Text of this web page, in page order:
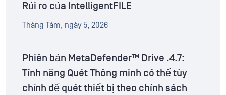
Rủi ro của IntelligentFILE
Tháng Tám, ngày 5, 2026
Phiên bản MetaDefender™ Drive .4.7:
Tính năng Quét Thông minh có thể tùy
chỉnh để quét thiết bị theo chính sách